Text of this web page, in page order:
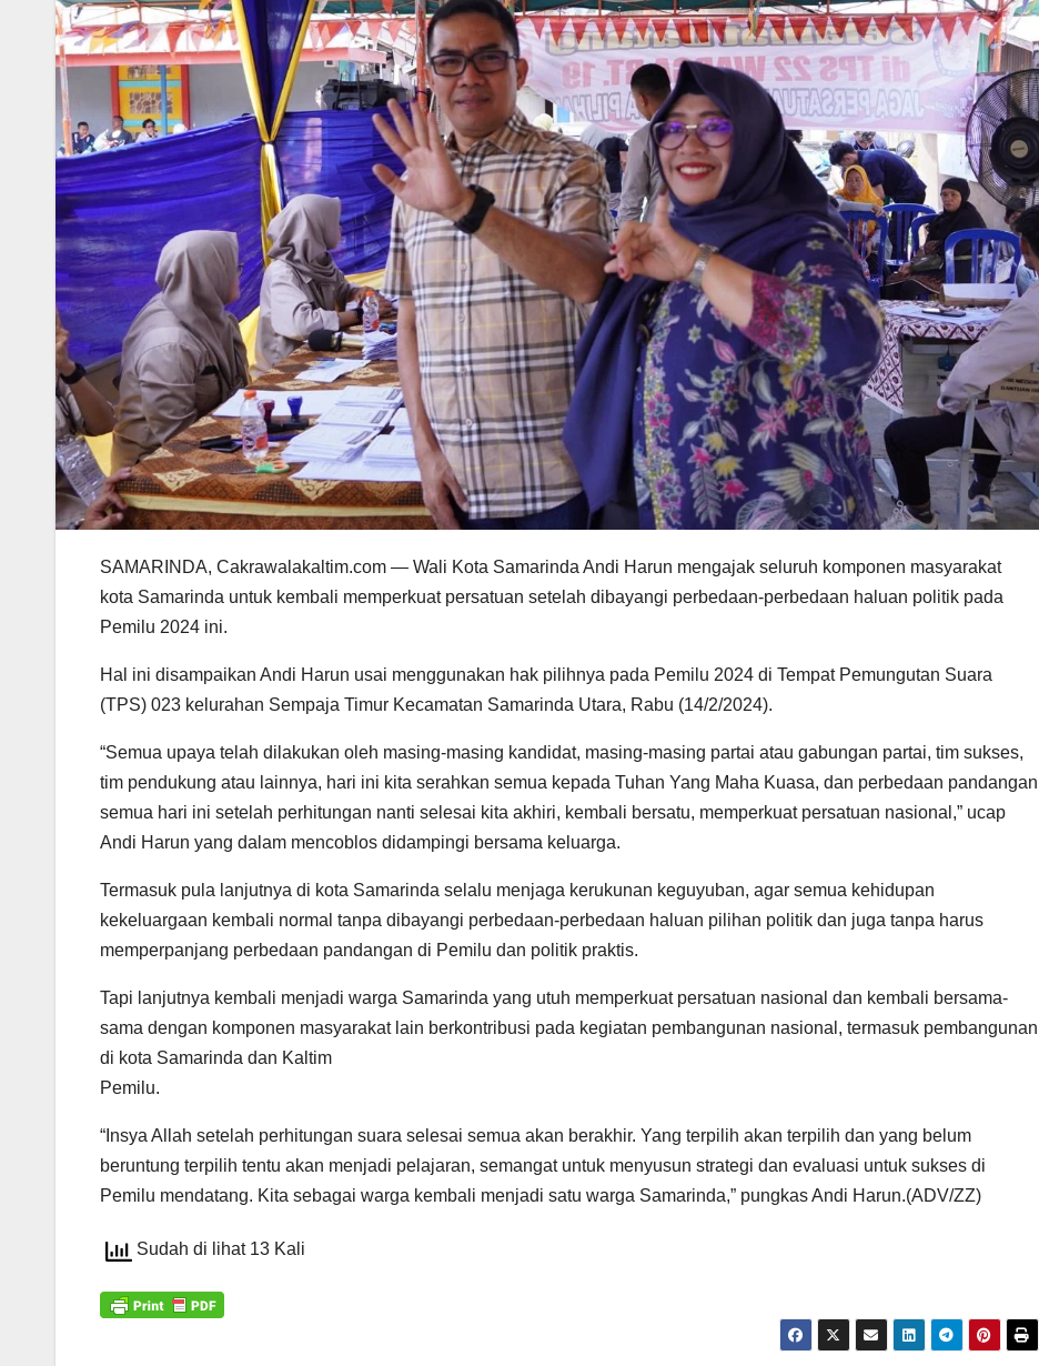
SAMARINDA, Cakrawalakaltim.com — Wali Kota Samarinda Andi Harun mengajak seluruh komponen masyarakat
kota Samarinda untuk kembali memperkuat persatuan setelah dibayangi perbedaan-perbedaan haluan politik pada
Pemilu 2024 ini.
Hal ini disampaikan Andi Harun usai menggunakan hak pilihnya pada Pemilu 2024 di Tempat Pemungutan Suara
(TPS) 023 kelurahan Sempaja Timur Kecamatan Samarinda Utara, Rabu (14/2/2024).
“Semua upaya telah dilakukan oleh masing-masing kandidat, masing-masing partai atau gabungan partai, tim sukses,
tim pendukung atau lainnya, hari ini kita serahkan semua kepada Tuhan Yang Maha Kuasa, dan perbedaan pandangan
semua hari ini setelah perhitungan nanti selesai kita akhiri, kembali bersatu, memperkuat persatuan nasional,” ucap
Andi Harun yang dalam mencoblos didampingi bersama keluarga.
Termasuk pula lanjutnya di kota Samarinda selalu menjaga kerukunan keguyuban, agar semua kehidupan
kekeluargaan kembali normal tanpa dibayangi perbedaan-perbedaan haluan pilihan politik dan juga tanpa harus
memperpanjang perbedaan pandangan di Pemilu dan politik praktis.
Tapi lanjutnya kembali menjadi warga Samarinda yang utuh memperkuat persatuan nasional dan kembali bersama-
sama dengan komponen masyarakat lain berkontribusi pada kegiatan pembangunan nasional, termasuk pembangunan
di kota Samarinda dan Kaltim
Pemilu.
“Insya Allah setelah perhitungan suara selesai semua akan berakhir. Yang terpilih akan terpilih dan yang belum
beruntung terpilih tentu akan menjadi pelajaran, semangat untuk menyusun strategi dan evaluasi untuk sukses di
Pemilu mendatang. Kita sebagai warga kembali menjadi satu warga Samarinda,” pungkas Andi Harun.(ADV/ZZ)
Sudah di lihat 13 Kali